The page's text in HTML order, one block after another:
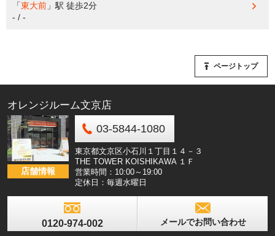
「東大前 」駅 徒歩2分
- / -
ページトップ
オレンジルーム文京店
店舗情報
03-5844-1080
東京都文京区小石川１丁目１４－３
THE TOWER KOISHIKAWA １Ｆ
営業時間：10:00～19:00
定休日：毎週水曜日
0120-974-002 メールでお問い合わせ